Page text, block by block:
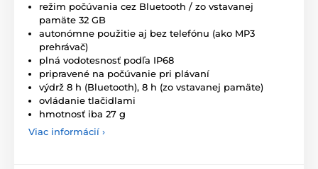
režim počúvania cez Bluetooth / zo vstavanej
pamäte 32 GB
autonómne použitie aj bez telefónu (ako MP3
prehrávač)
plná vodotesnosť podľa IP68
pripravené na počúvanie pri plávaní
výdrž 8 h (Bluetooth), 8 h (zo vstavanej pamäte)
ovládanie tlačidlami
hmotnosť iba 27 g
Viac informácií ›